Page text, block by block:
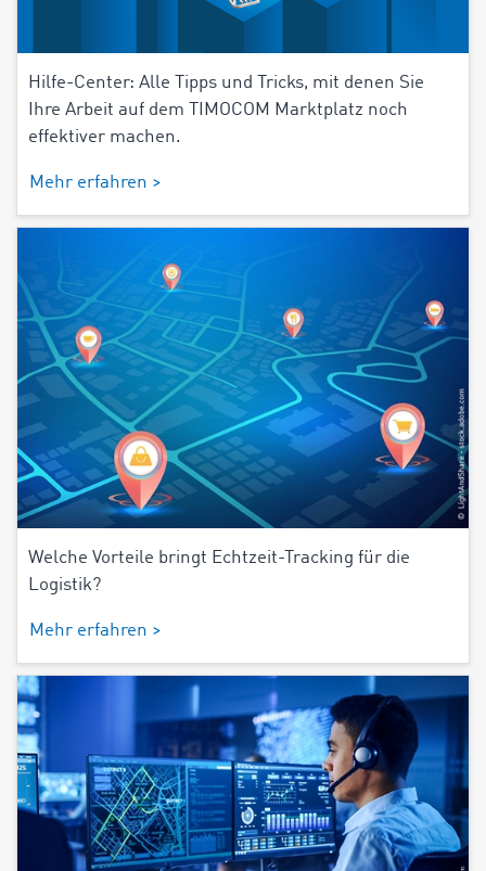
Hilfe-Center: Alle Tipps und Tricks, mit denen Sie
Ihre Arbeit auf dem TIMOCOM Marktplatz noch
effektiver machen.
Mehr erfahren >
Welche Vorteile bringt Echtzeit-Tracking für die
Logistik?
Mehr erfahren >